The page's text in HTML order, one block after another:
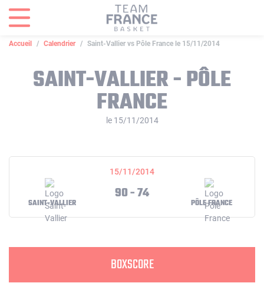
Accueil Calendrier Saint-Vallier vs Pôle France le 15/11/2014
SAINT-VALLIER - PÔLE
FRANCE
le 15/11/2014
15/11/2014
SAINT-VALLIER
90 - 74
PÔLE FRANCE
BOXSCORE
Panneau de gestion des cookies